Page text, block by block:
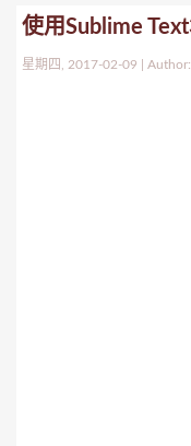
使用Sublime
星期四, 2017-02-09 | Author: